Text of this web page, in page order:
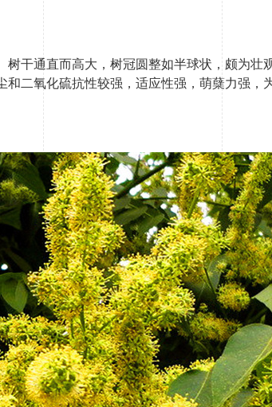
干通直而高大，树冠圆整如半球状，颇为壮
二氧化硫抗性较强，适应性强，萌蘖力强，